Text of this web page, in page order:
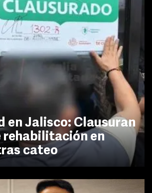
en Jalisco: Clausuran
rehabilitación en
cateo